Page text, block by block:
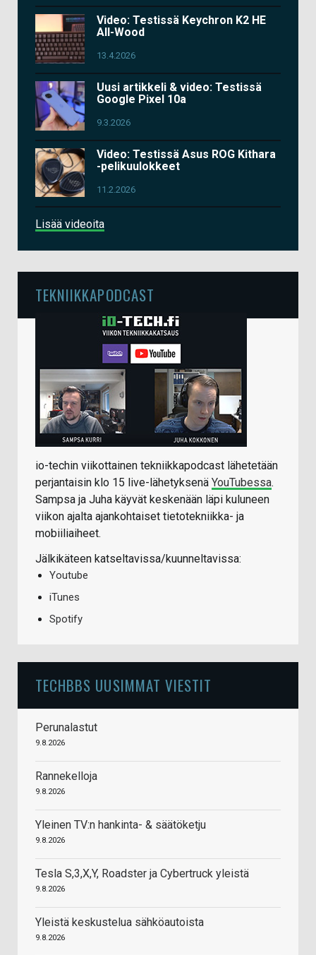
Video: Testissä Keychron K2 HE
All-Wood
13.4.2026
Uusi artikkeli & video: Testissä
Google Pixel 10a
9.3.2026
Video: Testissä Asus ROG Kithara
-pelikuulokkeet
11.2.2026
Lisää videoita
TEKNIIKKAPODCAST
io-techin viikottainen tekniikkapodcast lähetetään
perjantaisin klo 15 live-lähetyksenä YouTubessa.
Sampsa ja Juha käyvät keskenään läpi kuluneen
viikon ajalta ajankohtaiset tietotekniikka- ja
mobiiliaiheet.
Jälkikäteen katseltavissa/kuunneltavissa:
Youtube
iTunes
Spotify
TECHBBS UUSIMMAT VIESTIT
Perunalastut
9.8.2026
Rannekelloja
9.8.2026
Yleinen TV:n hankinta- & säätöketju
9.8.2026
Tesla S,3,X,Y, Roadster ja Cybertruck yleistä
9.8.2026
Yleistä keskustelua sähköautoista
9.8.2026